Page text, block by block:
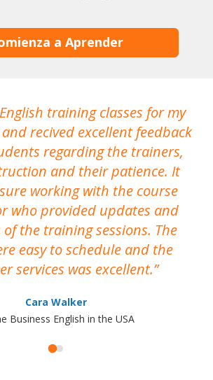
a Aprender
training classes for my
recived excellent feedback
regarding the trainers,
and their patience. It
working with the course
who provided updates and
the training sessions. The
easy to schedule and the
services was excellent.
Cara Walker
Business English in the USA